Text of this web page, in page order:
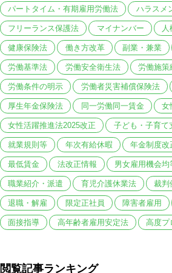
パートタイム・有期雇用労働法 ハラスメ
フリーランス保護法 マイナンバー 人
健康保険法 働き方改革 副業・兼業
労働基準法 労働安全衛生法 労働施策
労働条件の明示 労働者災害補償保険法
厚生年金保険法 同一労働同一賃金 女
女性活躍推進法2025改正 子ども・子育て
就業規則等 年次有給休暇 年金制度改
最低賃金 法改正情報 男女雇用機会均
職業紹介・派遣 育児介護休業法 裁判
退職・解雇 限定正社員 障害者雇用
面接指導 高年齢者雇用安定法 高度プ
閲覧記事ランキング